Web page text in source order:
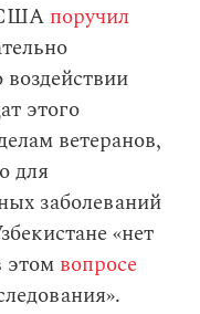
США поручил
этого
ветеранов,
для
заболеваний
«нет
этом вопросе